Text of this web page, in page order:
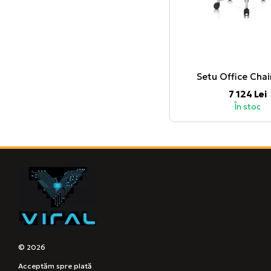
Setu Office
7 124 Lei
În stoc
© 2026
Acceptăm spre plată